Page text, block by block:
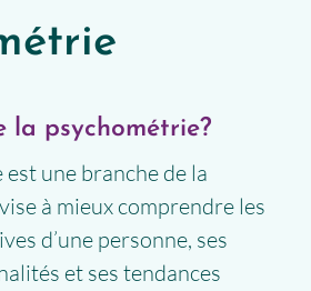
la psychométrie?
une branche de la
à mieux comprendre les
d’une personne, ses
et ses tendances